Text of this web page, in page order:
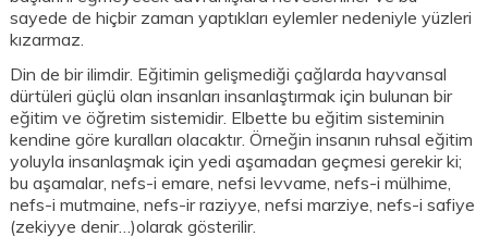
sayede de hiçbir zaman yaptıkları eylemler nedeniyle yüzleri
kızarmaz.
Din de bir ilimdir. Eğitimin gelişmediği çağlarda hayvansal
dürtüleri güçlü olan insanları insanlaştırmak için bulunan bir
eğitim ve öğretim sistemidir. Elbette bu eğitim sisteminin
kendine göre kuralları olacaktır. Örneğin insanın ruhsal eğitim
yoluyla insanlaşmak için yedi aşamadan geçmesi gerekir ki;
bu aşamalar, nefs-i emare, nefsi levvame, nefs-i mülhime,
nefs-i mutmaine, nefs-ir raziyye, nefsi marziye, nefs-i safiye
(zekiyye denir…)olarak gösterilir.